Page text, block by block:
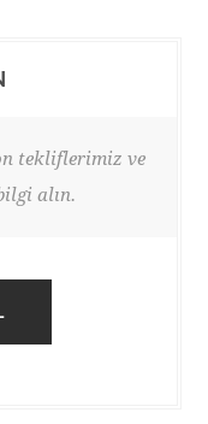
tekliflerimiz ve
alın.